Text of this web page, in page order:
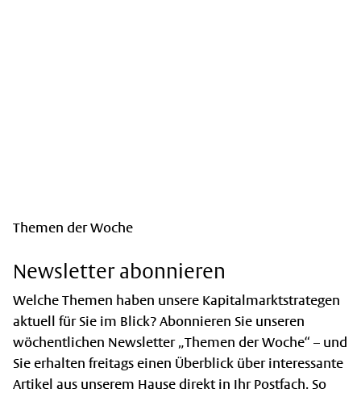
Themen der Woche
Newsletter abonnieren
Welche Themen haben unsere Kapitalmarktstrategen
aktuell für Sie im Blick? Abonnieren Sie unseren
wöchentlichen Newsletter „Themen der Woche“ – und
Sie erhalten freitags einen Überblick über interessante
Artikel aus unserem Hause direkt in Ihr Postfach. So